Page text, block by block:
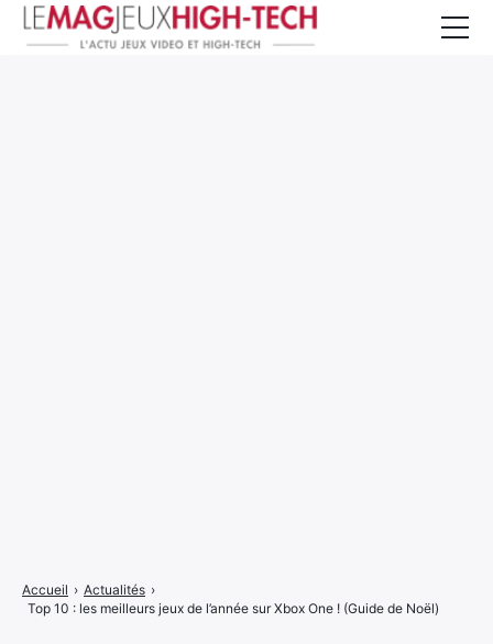
Accueil › Actualités ›
Top 10 : les meilleurs jeux de l’année sur Xbox One ! (Guide de Noël)